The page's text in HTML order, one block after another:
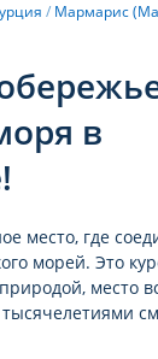
/ Мармарис
в
место, где
морей. Это
место